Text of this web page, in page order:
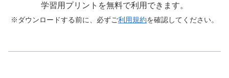
学習用プリントを無料で利用できます。
※ダウンロードする前に、必ずご利用規約を確認してください。